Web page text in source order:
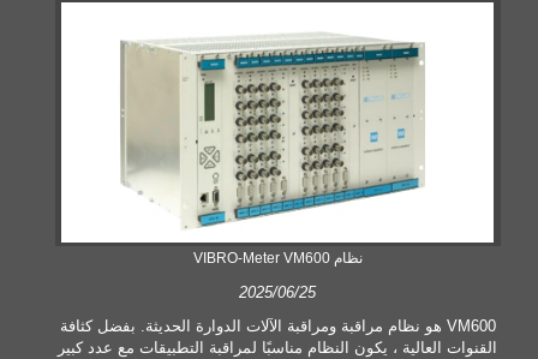
نظام VIBRO-Meter VM600
2025/06/25
VM600 هو نظام مراقبة ومراقبة الآلات الدوارة الحديثة. بفضل كثافة
القنوات العالية ، يكون النظام مناسبًا لمراقبة التطبيقات مع عدد كبير